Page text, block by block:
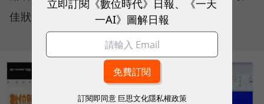
佳狀態。
立即訂閱《數位時代》日報、《一天
一AI》圖解日報
訂閱即同意 巨思文化隱私權政策